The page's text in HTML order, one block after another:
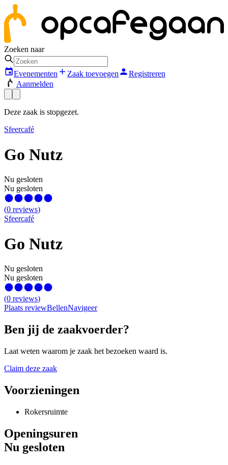
Zoeken naar
Evenementen Zaak toevoegen
Registreren
Aanmelden
Deze zaak is stopgezet.
Sfeercafé
Go Nutz
Nu gesloten
Nu gesloten
(0 reviews)
Sfeercafé
Go Nutz
Nu gesloten
Nu gesloten
(0 reviews)
Plaats reviewBellenNavigeer
Ben jij de zaakvoerder?
Laat weten waarom je zaak het bezoeken waard is.
Claim deze zaak
Voorzieningen
Rokersruimte
Openingsuren
Nu gesloten